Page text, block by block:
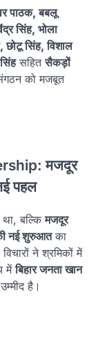
पाठक, बबलू
सिंह, भोला
छोटू सिंह, विशाल
सहितसैकड़ों
को मजबूत
मजदूर
पहल
था, बल्किमजदूर
नई शुरुआतका
ने श्रमिकों में
मेंबिहार जनता खान
है।